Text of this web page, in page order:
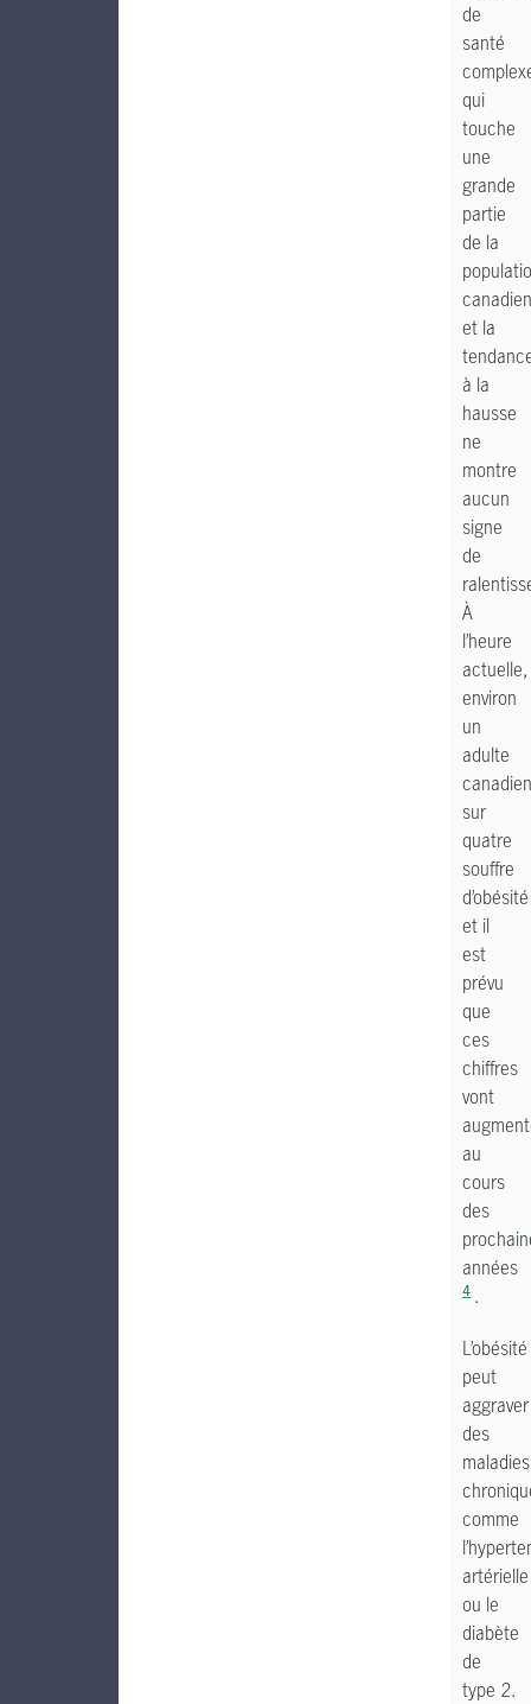
de
santé
qui
touche
une
grande
partie
de la
et la
à la
hausse
ne
montre
aucun
signe
de
À
l’heure
actuelle,
environ
un
adulte
canadien
sur
quatre
souffre
d’obésité
et il
est
prévu
que
ces
chiffres
vont
au
cours
des
années
4 .
L’obésité
peut
aggraver
des
maladies
comme
artérielle
ou le
diabète
de
type 2.